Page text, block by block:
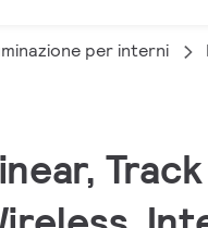
per interni